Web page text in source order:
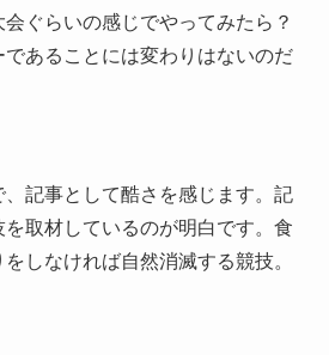
ぐらいの感じでやってみたら？
あることには変わりはないのだ
記事として酷さを感じます。記
取材しているのが明白です。食
しなければ自然消滅する競技。